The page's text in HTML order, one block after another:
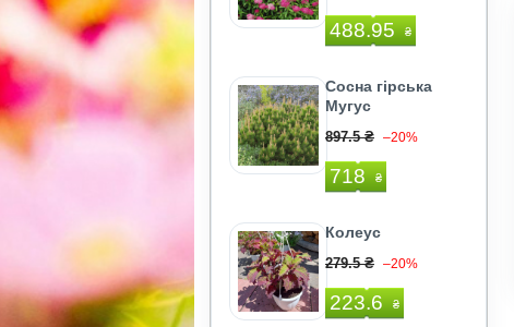
488.95 ₴
Сосна гірська
Мугус
897.5 ₴ –20%
718 ₴
Колеус
279.5 ₴ –20%
223.6 ₴